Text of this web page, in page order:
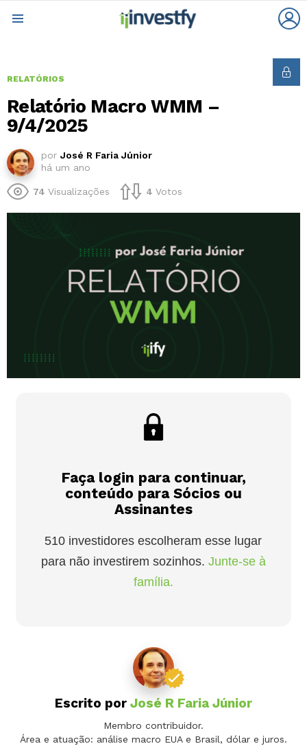
RELATÓRIOS
Relatório Macro WMM –
9/4/2025
por José R Faria Júnior
há um ano
74 Visualizações 4 Votos
Faça login para continuar,
conteúdo para Sócios ou
Assinantes
510 investidores escolheram esse lugar
para não investirem sozinhos. Junte-se à
família.
Escrito por José R Faria Júnior
Membro contribuidor.
Área e atuação: análise macro EUA e Brasil, dólar e juros.